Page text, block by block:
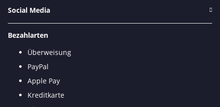
Social Media
Bezahlarten
Überweisung
PayPal
Apple Pay
Kreditkarte